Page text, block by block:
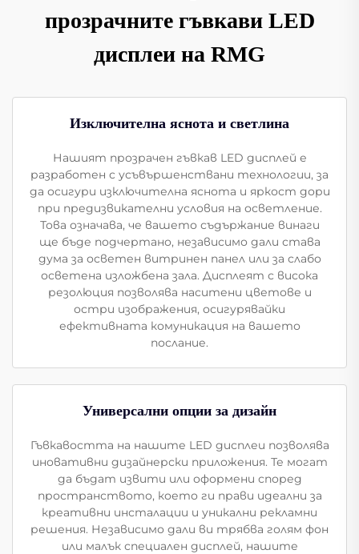
прозрачните гъвкави LED
дисплеи на RMG
Изключителна яснота и светлина
Нашият прозрачен гъвкав LED дисплей е
разработен с усъвършенствани технологии, за
да осигури изключителна яснота и яркост дори
при предизвикателни условия на осветление.
Това означава, че вашето съдържание винаги
ще бъде подчертано, независимо дали става
дума за осветен витринен панел или за слабо
осветена изложбена зала. Дисплеят с висока
резолюция позволява наситени цветове и
остри изображения, осигурявайки
ефективната комуникация на вашето
послание.
Универсални опции за дизайн
Гъвкавостта на нашите LED дисплеи позволява
иновативни дизайнерски приложения. Те могат
да бъдат извити или оформени според
пространството, което ги прави идеални за
креативни инсталации и уникални рекламни
решения. Независимо дали ви трябва голям фон
или малък специален дисплей, нашите